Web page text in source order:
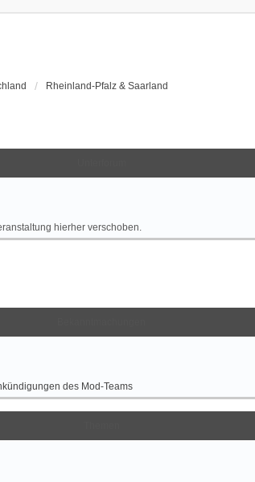
Rheinland-Pfalz & Saarland
hierher verschoben.
des Mod-Teams